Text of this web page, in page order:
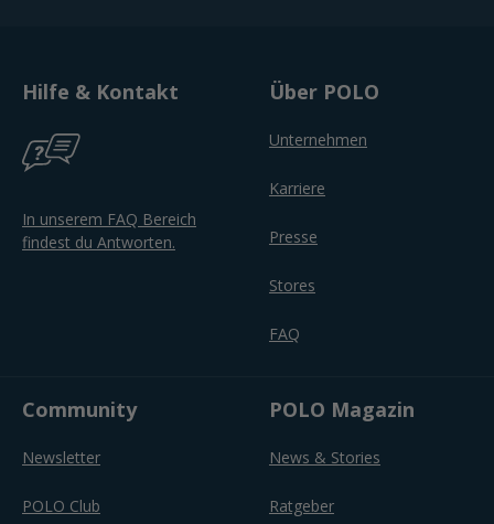
Hilfe & Kontakt
In unserem FAQ Bereich
findest du Antworten.
Über POLO
Unternehmen
Karriere
Presse
Stores
FAQ
Community
Newsletter
POLO Club
POLO Magazin
News & Stories
Ratgeber